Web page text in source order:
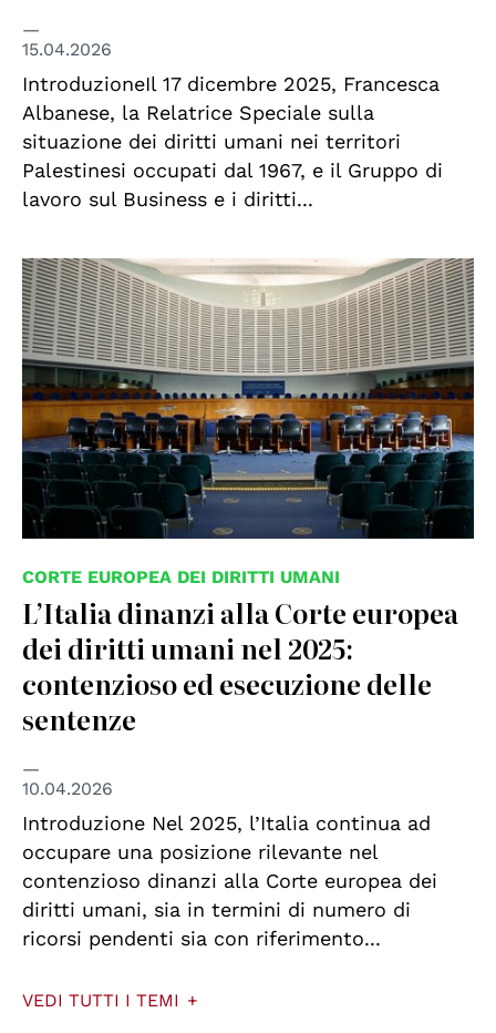
15.04.2026
IntroduzioneIl 17 dicembre 2025, Francesca
Albanese, la Relatrice Speciale sulla
situazione dei diritti umani nei territori
Palestinesi occupati dal 1967, e il Gruppo di
lavoro sul Business e i diritti...
© Wikimedia Commons/CherryX
CORTE EUROPEA DEI DIRITTI UMANI
L’Italia dinanzi alla Corte europea
dei diritti umani nel 2025:
contenzioso ed esecuzione delle
sentenze
10.04.2026
Introduzione Nel 2025, l’Italia continua ad
occupare una posizione rilevante nel
contenzioso dinanzi alla Corte europea dei
diritti umani, sia in termini di numero di
ricorsi pendenti sia con riferimento...
VEDI TUTTI I TEMI